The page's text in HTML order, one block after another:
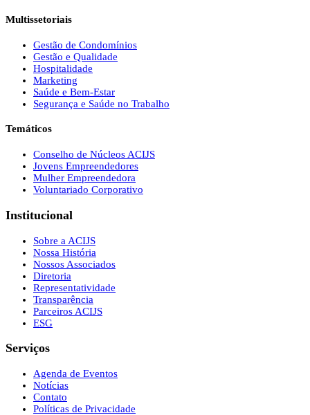
Multissetoriais
Gestão de Condomínios
Gestão e Qualidade
Hospitalidade
Marketing
Saúde e Bem-Estar
Segurança e Saúde no Trabalho
Temáticos
Conselho de Núcleos ACIJS
Jovens Empreendedores
Mulher Empreendedora
Voluntariado Corporativo
Institucional
Sobre a ACIJS
Nossa História
Nossos Associados
Diretoria
Representatividade
Transparência
Parceiros ACIJS
ESG
Serviços
Agenda de Eventos
Notícias
Contato
Políticas de Privacidade